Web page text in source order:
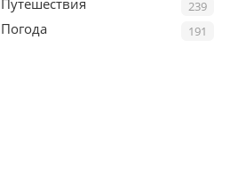
239
191
Погода